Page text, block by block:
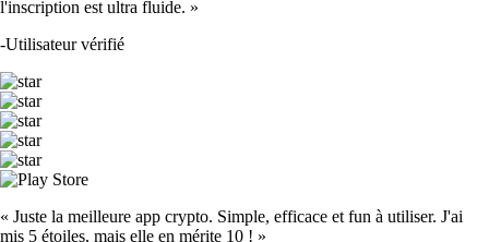
l'inscription est ultra fluide. »
-Utilisateur vérifié
« Juste la meilleure app crypto. Simple, efficace et fun à utiliser. J'ai
mis 5 étoiles, mais elle en mérite 10 ! »